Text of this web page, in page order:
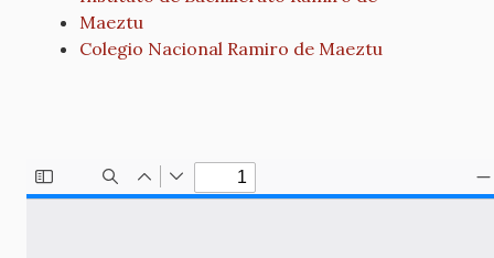
Maeztu
Colegio Nacional Ramiro de Maeztu